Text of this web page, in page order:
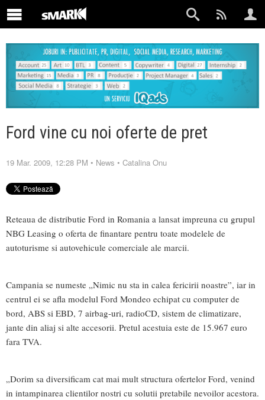
Ford vine cu noi oferte de pret
19 Mar. 2009, 12:28 PM • News • Catalina Onu
Reteaua de distributie Ford in Romania a lansat impreuna cu grupul
NBG Leasing o oferta de finantare pentru toate modelele de
autoturisme si autovehicule comerciale ale marcii.
Campania se numeste „Nimic nu sta in calea fericirii noastre”, iar in
centrul ei se afla modelul Ford Mondeo echipat cu computer de
bord, ABS si EBD, 7 airbag-uri, radioCD, sistem de climatizare,
jante din aliaj si alte accesorii. Pretul acestuia este de 15.967 euro
fara TVA.
„Dorim sa diversificam cat mai mult structura ofertelor Ford, venind
in intampinarea clientilor nostri cu solutii pretabile nevoilor acestora.